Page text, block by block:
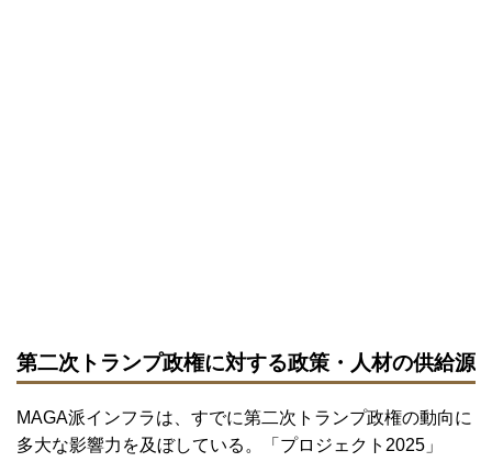
第二次トランプ政権に対する政策・人材の供給源
MAGA派インフラは、すでに第二次トランプ政権の動向に
多大な影響力を及ぼしている。「プロジェクト2025」